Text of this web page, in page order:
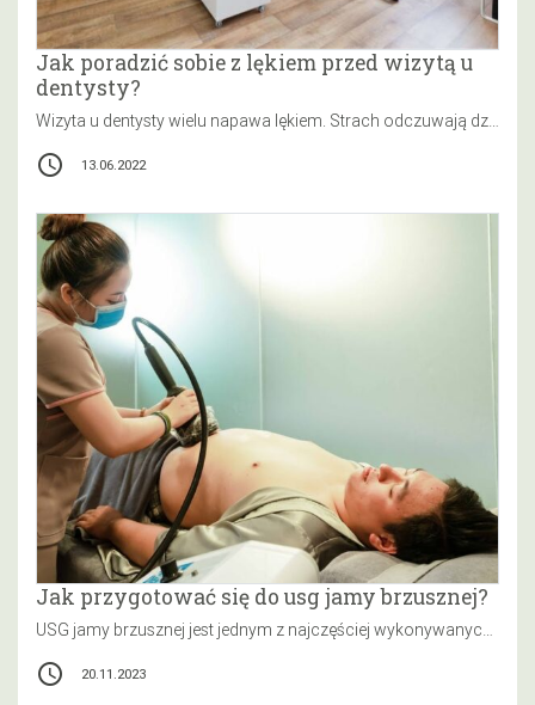
Jak poradzić sobie z lękiem przed wizytą u
dentysty?
Wizyta u dentysty wielu napawa lękiem. Strach odczuwają dzieci, dorośli zaś stresują się myślą o bólu, złożonym leczeniu i dużych…
access_time 13.06.2022
Jak przygotować się do usg jamy brzusznej?
access_time 20.11.2023